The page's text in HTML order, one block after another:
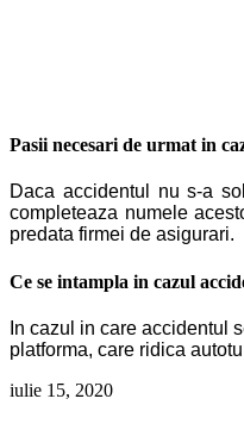
Pasii necesari de urmat in
Daca accidentul nu s-a
completeaza numele
predata firmei de asigurari.
Ce se intampla in cazul
In cazul in care accidentul
platforma, care ridica
iulie 15, 2020